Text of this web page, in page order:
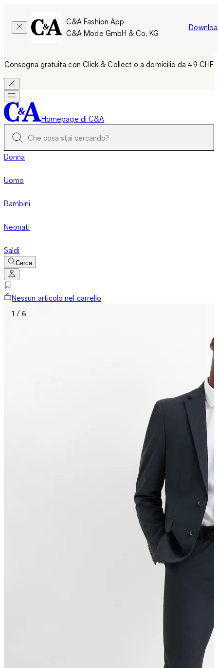
C&A Fashion App
C&A Mode GmbH & Co. KG
Consegna gratuita con Click & Collect o a domicilio da 49 CHF
Homepage di C&A
Donna
Uomo
Bambini
Neonati
Saldi
Cerca
Nessun articolo nel carrello
1 / 6